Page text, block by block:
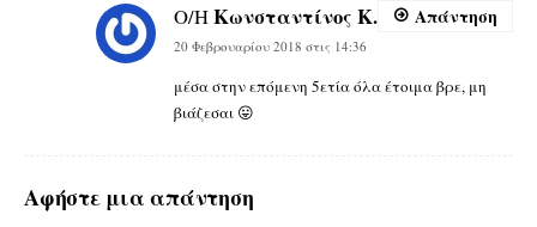
Ο/ΗΚωνσταντίνος Κ.
20 Φεβρουαρίου 2018 στις 14:36
μέσα στην επόμενη 5ετία όλα έτοιμα βρε, μη
βιάζεσαι 😛
Απάντηση
Αφήστε μια απάντηση